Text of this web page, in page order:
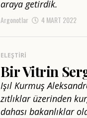
araya getirdik.
Argonotlar 4 MART 2022
ELEŞTIRI
Bir Vitrin
Işıl Kurmuş
zıtlıklar üzerinden
dahası bakanlıklar